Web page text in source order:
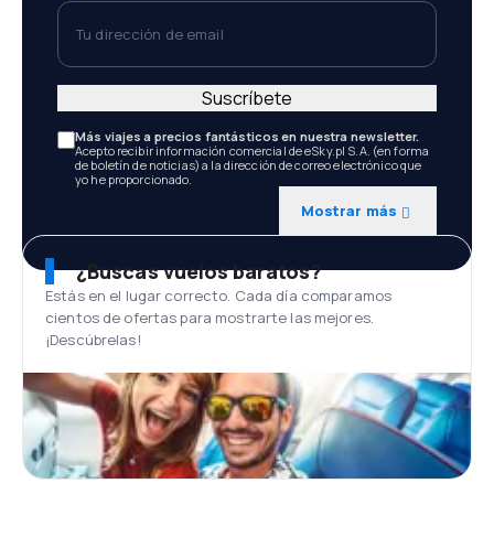
Tu dirección de email
Más viajes a precios fantásticos en nuestra newsletter.
Acepto recibir información comercial de eSky.pl S.A. (en forma
de boletín de noticias) a la dirección de correo electrónico que
yo he proporcionado.
Mostrar más
Suscríbete
¿Buscas vuelos baratos?
Estás en el lugar correcto. Cada día comparamos
cientos de ofertas para mostrarte las mejores.
¡Descúbrelas!